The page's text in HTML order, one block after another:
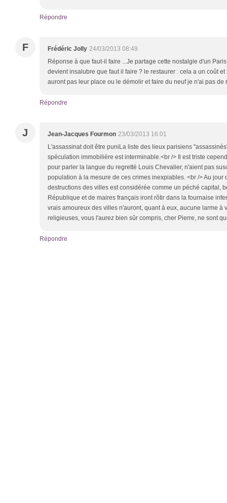
Répondre
F Frédéric Jolly 24/03/2013 08:49
Réponse à que faut-il faire ...Je partage cette nostalgie d'un
devient insalubre que faut il faire ? le restaurer : cela a un coût
auront pas leur place ou le démolir et faire du neuf je n'ai pas de
Répondre
J Jean-Jacques Fourmon 23/03/2013 16:01
L'assassinat doit être puniLa liste des lieux parisiens
spéculation immobilière est interminable.<br /> Il est triste
pour parler la langue du regretté Louis Chevalier, n'aient pas
population à la mesure de ces crimes inexpiables. <br /> Au jour
destructions des villes est considérée comme un péché capital,
République et de maires français iront rôtir dans la fournaise
vrais amoureux des villes n'auront, quant à eux, aucune larme à
religieuses, vous l'aurez bien sûr compris, cher Pierre, ne sont
Répondre